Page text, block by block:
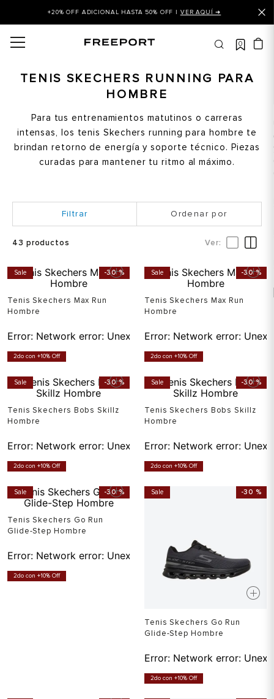
+20% OFF ADICIONAL HASTA 50% OFF | VER AQUÍ ➜
0
TENIS SKECHERS RUNNING PARA
HOMBRE
Para tus entrenamientos matutinos o carreras
intensas, los tenis Skechers running para hombre te
brindan retorno de energía y soporte técnico. Piezas
curadas para mantener tu ritmo al máximo.
Ordenar por
43 productos
Sale -30 %
Tenis Skechers Max Run
Hombre
Error: Network error: Unexpected token T in JSON at
2do con +10% Off
Sale -30 %
Tenis Skechers Max Run
Hombre
Error: Network error:
2do con +10% Off
Sale -30 %
Tenis Skechers Bobs Skillz
Hombre
Error: Network error: Unexpected token T in JSON at
2do con +10% Off
Sale -30 %
Tenis Skechers Bobs Skillz
Hombre
Error: Network error:
2do con +10% Off
Sale -30 %
Tenis Skechers Go Run
Glide-Step Hombre
Error: Network error: Unexpected token T in JSON at
2do con +10% Off
Sale -30 %
Tenis Skechers Go Run
Glide-Step Hombre
Error: Network error:
2do con +10% Off
balance
balance 327
klein
balance 574
mujer